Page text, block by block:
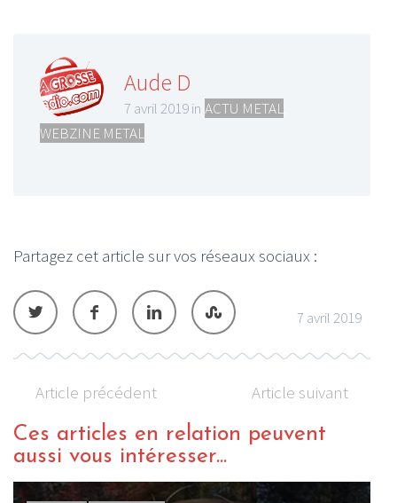
Aude D
7 avril 2019 in ACTU METAL
WEBZINE METAL
Partagez cet article sur vos réseaux sociaux :
7 avril 2019
Article précédent Article suivant
Ces articles en relation peuvent
aussi vous intéresser...